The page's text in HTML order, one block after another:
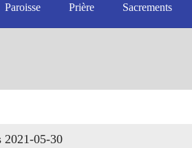
Paroisse Prière Sacrements
2021-05-30